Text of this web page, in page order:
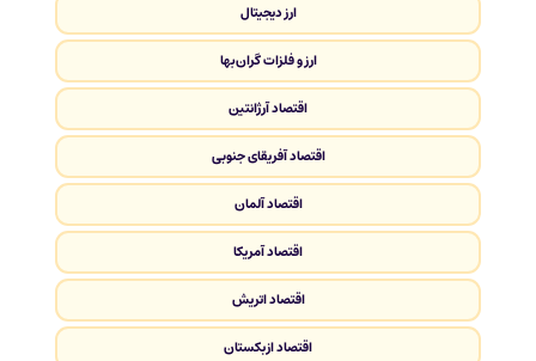
ارز دیجیتال
ارز و فلزات گران‌بها
اقتصاد آرژانتین
اقتصاد آفریقای جنوبی
اقتصاد آلمان
اقتصاد آمریکا
اقتصاد اتریش
اقتصاد ازبکستان